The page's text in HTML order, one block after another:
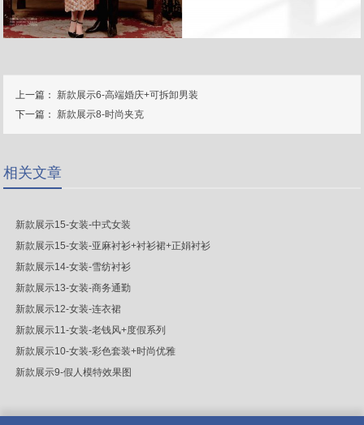
上一篇： 新款展示6-高端婚庆+可拆卸男装
下一篇： 新款展示8-时尚夹克
相关文章
新款展示15-女装-中式女装
新款展示15-女装-亚麻衬衫+衬衫裙+正娟衬衫
新款展示14-女装-雪纺衬衫
新款展示13-女装-商务通勤
新款展示12-女装-连衣裙
新款展示11-女装-老钱风+度假系列
新款展示10-女装-彩色套装+时尚优雅
新款展示9-假人模特效果图